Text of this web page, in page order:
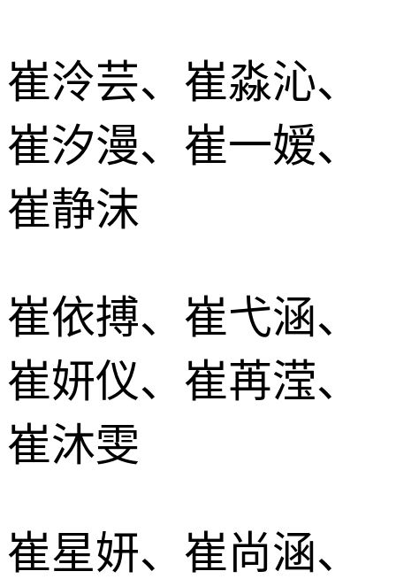
崔泠芸、崔淼沁、
崔汐漫、崔一嫒、
崔静沫
崔依搏、崔弋涵、
崔妍仪、崔苒滢、
崔沐雯
崔星妍、崔尚涵、